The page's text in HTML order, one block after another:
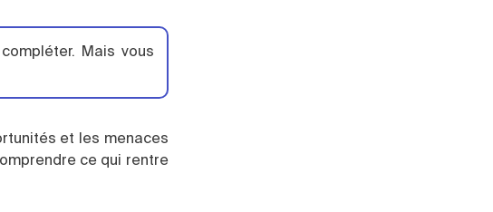
Mais vous
et les menaces
ce qui rentre